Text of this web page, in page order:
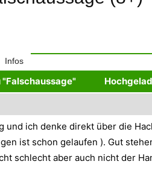
Infos
"Falschaussage"
und ich denke direkt über die
ist schon gelaufen ). Gut
schlecht aber auch nicht der